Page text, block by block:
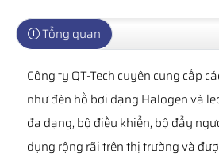
Tổng quan
Công ty QT-Tech cuyên cung cấp
như đèn hồ bơi dạng Halogen và
đa dạng, bộ điều khiển, bộ đẩy
dụng rộng rãi trên thị trường và